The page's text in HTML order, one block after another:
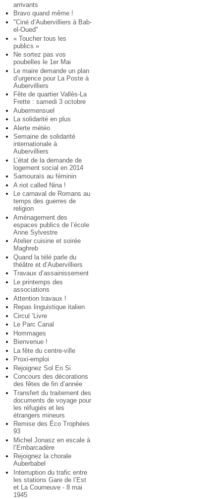
arrivants
Bravo quand même !
"Ciné d’Aubervilliers à Bab-
el-Oued"
« Toucher tous les
publics »
Ne sortez pas vos
poubelles le 1er Mai
Le maire demande un plan
d’urgence pour La Poste à
Aubervilliers
Fête de quartier Vallès-La
Frette : samedi 3 octobre
Aubermensuel
La solidarité en plus
Alerte météo
Semaine de solidarité
internationale à
Aubervilliers
L’état de la demande de
logement social en 2014
Samouraïs au féminin
A riot called Nina !
Le carnaval de Romans au
temps des guerres de
religion
Aménagement des
espaces publics de l’école
Anne Sylvestre
Atelier cuisine et soirée
Maghreb
Quand la télé parle du
théâtre et d’Aubervilliers
Travaux d’assainissement
Le printemps des
associations
Attention travaux !
Repas linguistique italien
Circul ’Livre
Le Parc Canal
Hommages
Bienvenue !
La fête du centre-ville
Proxi-emploi
Rejoignez Sol En Si
Concours des décorations
des fêtes de fin d’année
Transfert du traitement des
documents de voyage pour
les réfugiés et les
étrangers mineurs
Remise des Éco Trophées
93
Michel Jonasz en escale à
l’Embarcadère
Rejoignez la chorale
Auberbabel
Interruption du trafic entre
les stations Gare de l’Est
et La Courneuve - 8 mai
1945